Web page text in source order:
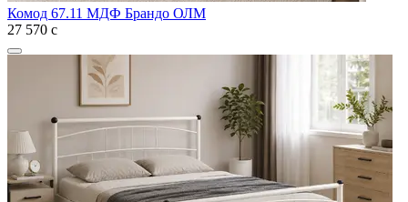
Комод 67.11 МДФ Брандо ОЛМ
27 570 с